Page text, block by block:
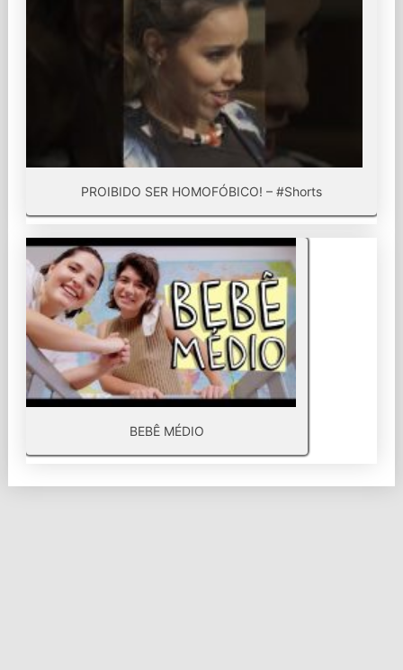
PROIBIDO SER HOMOFÓBICO! – #Shorts
BEBÊ MÉDIO